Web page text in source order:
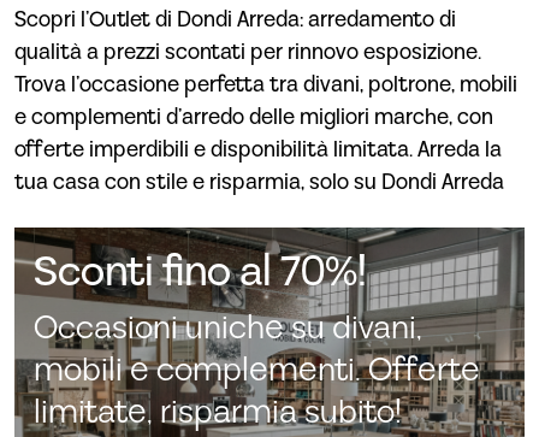
Scopri l’Outlet di Dondi Arreda: arredamento di
qualità a prezzi scontati per rinnovo esposizione.
Trova l’occasione perfetta tra divani, poltrone, mobili
e complementi d’arredo delle migliori marche, con
offerte imperdibili e disponibilità limitata. Arreda la
tua casa con stile e risparmia, solo su Dondi Arreda
Sconti fino al 70%!
Occasioni uniche su divani,
mobili e complementi. Offerte
limitate, risparmia subito!